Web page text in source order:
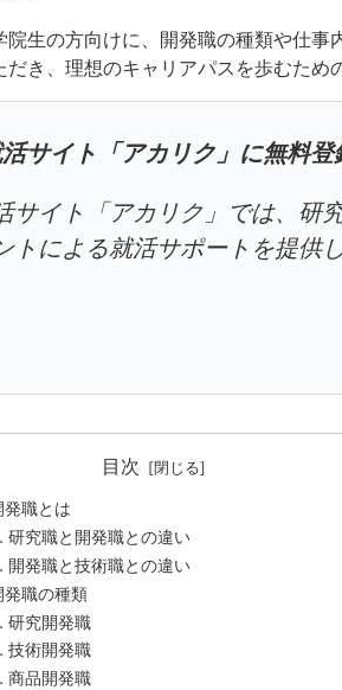
生の方向けに、開発職の種類や仕事
き、理想のキャリアパスを歩むため
サイト「アカリク」に無料登
サイト「アカリク」では、研
トによる就活サポートを提供
目次
発職とは
研究職と開発職との違い
開発職と技術職との違い
発職の種類
研究開発職
技術開発職
商品開発職